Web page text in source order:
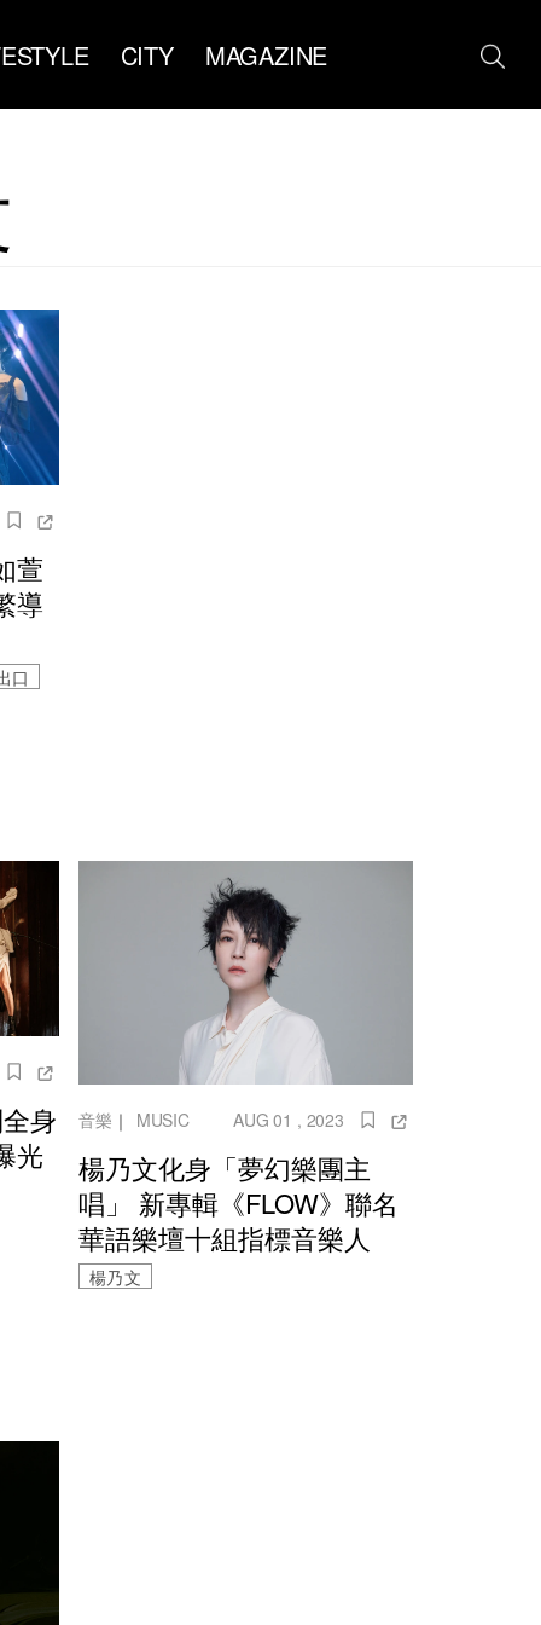
CITY MAGAZINE
萱
導
口
身
光
音樂 ｜ MUSIC AUG 01 , 2023
楊乃文化身「夢幻樂團主
唱」 新專輯《FLOW》聯名
華語樂壇十組指標音樂人
楊乃文